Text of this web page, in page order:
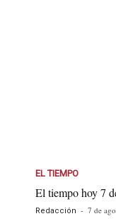
EL TIEMPO
El tiempo hoy 7
Redacción - 7 de